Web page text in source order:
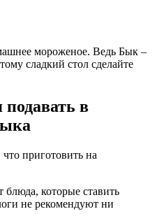
мороженое. Ведь Бык –
сладкий стол сделайте
в
что приготовить на
которые ставить
не рекомендуют ни